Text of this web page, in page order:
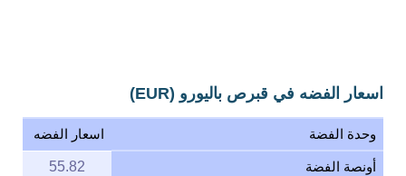
اسعار الفضه في قبرص باليورو (EUR)
وحدة الفضة اسعار الفضه
أونصة الفضة 55.82